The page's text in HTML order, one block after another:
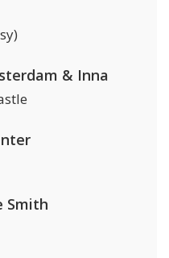
& Inna
Smith